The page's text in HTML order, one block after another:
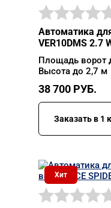
Автоматика
VER10DMS 2.7
Площадь ворот
Высота до 2,7 м
38 700 РУБ.
Заказать в 1
Хит